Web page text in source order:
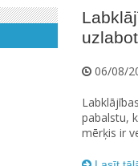
06/08/
pabalstu,
mērķis ir